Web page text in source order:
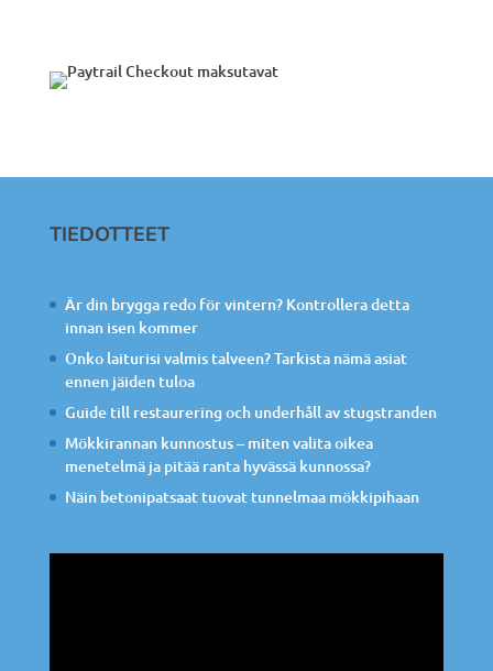
TIEDOTTEET
Är din brygga redo för vintern? Kontrollera detta
innan isen kommer
Onko laiturisi valmis talveen? Tarkista nämä asiat
ennen jäiden tuloa
Guide till restaurering och underhåll av stugstranden
Mökkirannan kunnostus – miten valita oikea
menetelmä ja pitää ranta hyvässä kunnossa?
Näin betonipatsaat tuovat tunnelmaa mökkipihaan